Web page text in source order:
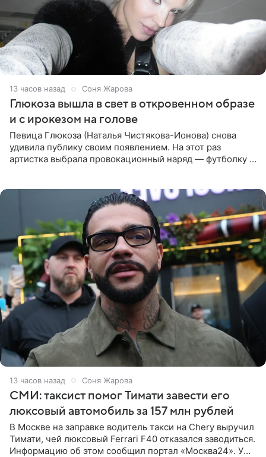
13 часов назад Соня Жарова
Глюкоза вышла в свет в откровенном образе
и с ирокезом на голове
Певица Глюкоза (Наталья Чистякова-Ионова) снова
удивила публику своим появлением. На этот раз
артистка выбрала провокационный наряд — футболку с
13 часов назад Соня Жарова
СМИ: таксист помог Тимати завести его
люксовый автомобиль за 157 млн рублей
В Москве на заправке водитель такси на Chery выручил
Тимати, чей люксовый Ferrari F40 отказался заводиться.
Информацию об этом сообщил портал «Москва24». У